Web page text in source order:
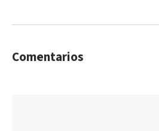
Comentarios